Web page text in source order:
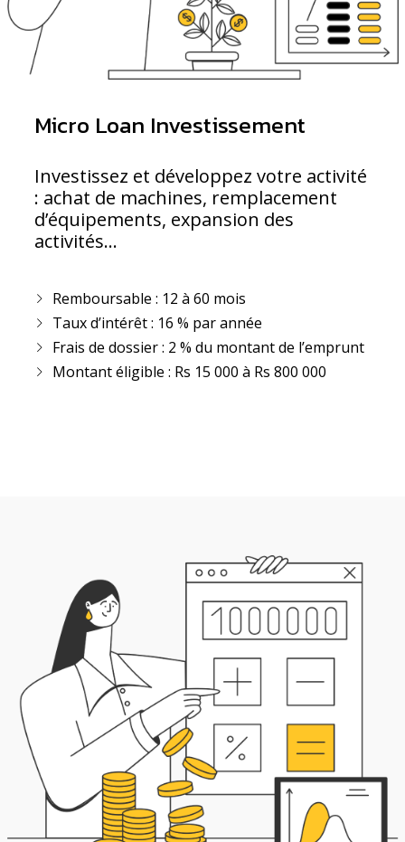
Micro Loan Investissement
Investissez et développez votre activité
: achat de machines, remplacement
d’équipements, expansion des
activités…
Remboursable : 12 à 60 mois
Taux d’intérêt : 16 % par année
Frais de dossier : 2 % du montant de l’emprunt
Montant éligible : Rs 15 000 à Rs 800 000